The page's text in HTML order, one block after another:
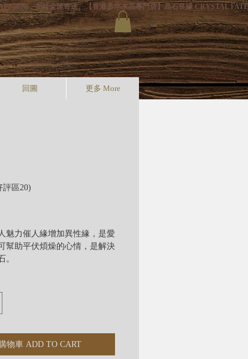
諮詢，支持全球寄送。
回圖 更多 More
評區20)
魅力催人緣增加異性緣，是愛
幫助平伏煩燥的心情，是解決
。
非指全透
物車 ADD TO CART